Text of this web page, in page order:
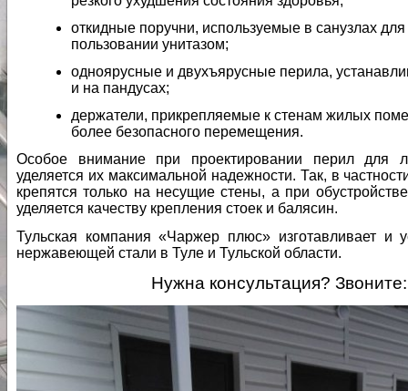
откидные поручни, используемые в санузлах
пользовании унитазом;
одноярусные и двухъярусные перила,
и на пандусах;
держатели, прикрепляемые к стенам жилых
более безопасного перемещения.
Особое внимание при проектировании перил для
уделяется их максимальной надежности. Так, в
крепятся только на несущие стены, а при
уделяется качеству крепления стоек и балясин.
Тульская компания «Чаржер плюс» изготавливает и
нержавеющей стали в Туле и Тульской области.
Нужна консультация?